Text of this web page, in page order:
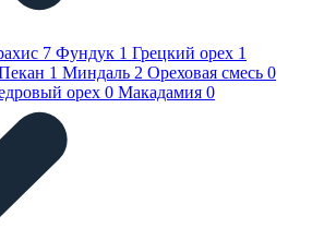
7 Фундук 1 Грецкий орех 1
1 Миндаль 2 Ореховая смесь 0
орех 0 Макадамия 0